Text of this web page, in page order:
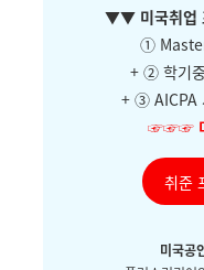
▼▼ 미국취업
①
+ ② 학기
+ ③ AICPA
☞☞☞
취준
미국공